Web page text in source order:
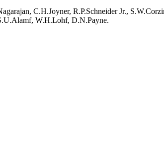
C.H.Joyner, R.P.Schneider Jr.,
W.H.Lohf, D.N.Payne.